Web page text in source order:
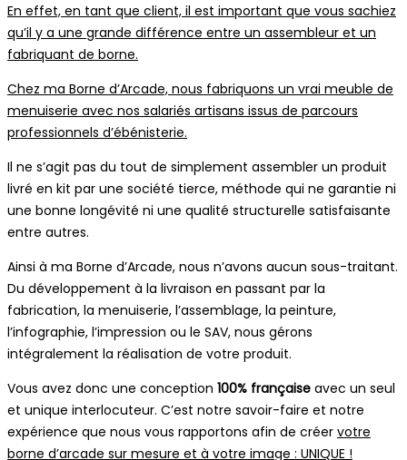
En effet, en tant que client, il est important que vous sachiez
qu’il y a une grande différence entre un assembleur et un
fabriquant de borne.
Chez ma Borne d’Arcade, nous fabriquons un vrai meuble de
menuiserie avec nos salariés artisans issus de parcours
professionnels d’ébénisterie.
Il ne s’agit pas du tout de simplement assembler un produit
livré en kit par une société tierce, méthode qui ne garantie ni
une bonne longévité ni une qualité structurelle satisfaisante
entre autres.
Ainsi à ma Borne d’Arcade, nous n’avons aucun sous-traitant.
Du développement à la livraison en passant par la
fabrication, la menuiserie, l’assemblage, la peinture,
l’infographie, l’impression ou le SAV, nous gérons
intégralement la réalisation de votre produit.
Vous avez donc une conception 100% française avec un seul
et unique interlocuteur. C’est notre savoir-faire et notre
expérience que nous vous rapportons afin de créer votre
borne d’arcade sur mesure et à votre image : UNIQUE !